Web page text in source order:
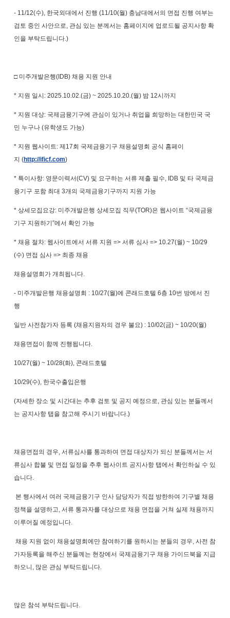
- 11/12(수), 한국외대에서 진행(11/10(월) 충남대에서의 면접 진행 여부는
검토 중인 사안으로
관심 있는 분께서는 홈페이지에 업로드될 공지사항 확
인을 부탁드립니다 .)
□ 미주개발은행(IDB)채용 지원 안내
* 지원 일시: 2025.10.02.(금) ~ 2025.10.20.(월) 밤 12시까지
* 지원 대상: 국제금융기구에 관심이 있거나 취업을 희망하는 대한민국 국
민 누구나(유학생도 가능)
* 지원 웹사이트 :제17회 국제금융기구 채용설명회 공식 홈페이
지(http://ificf.com)
* 특이사항: 영문이력서(CV) 및 요구하는 서류 제출 필수 , IDB 및 타 국제금
융기구 포함 최대3개의 국제금융기구까지 지원 가능
*상세모집요강: 미주개발은행 상세모집 직무(TOR)은 웹사이트“국제금융
기구 지원하기”에서 확인 가능
*채용 절차: 웹사이트에서 서류 지원=>서류 심사=> 10.27(월) ~ 10/29
(수) 면접 심사=> 최종 채용
채용설명회가 개최됩니다
- 미주개발은행 채용설명회 : 10/27(월)에 콘래드호텔6층 10번 방에서 진
행
일반 사전참가자 등록(채용지원자의 경우 불요) : 10/02(금) ~ 10/20(월)
채용면접이 함께 진행됩니다
10/27(월) ~ 10/28(화), 콘래드호텔
10/29(수), 한국수출입은행
(자세한 장소 및 시간대는 추후 검토 및 공지 예정으로
관심 있는 분들께서
는 공지사항 탭을 참고해 주시기 바랍니다 .)
채용면접의 경우 ,서류심사를 통과하여 면접 대상자가 되신 분들께서는 서
류심사 합불 및 면접 일정을 추후 웹사이트 공지사항 탭에서 확인하실 수 있
습니다
본 행사에서 여러 국제금융기구 인사 담당자가 직접 방한하여 기구별 채용
정책을 설명하고 ,서류 통과자를 대상으로 채용 면접을 거쳐 실제 채용까지
이루어질 예정입니다
채용 지원 없이 채용설명회에만 참여하기를 원하시는 분들의 경우 ,사전 참
가자등록을 해주신 분들께는 현장에서 국제금융기구 채용 가이드북을 지급
하오니 많은 관심 부탁드립니다
많은 참석 부탁드립니다